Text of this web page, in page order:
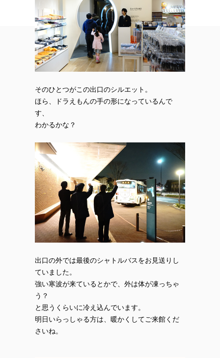
そのひとつがこの出口のシルエット。
ほら、ドラえもんの手の形になっているんで
す、
わかるかな？
出口の外では最後のシャトルバスをお見送りし
ていました。
強い寒波が来ているとかで、外は体が凍っちゃ
う？
と思うくらいに冷え込んでいます。
明日いらっしゃる方は、暖かくしてご来館くだ
さいね。